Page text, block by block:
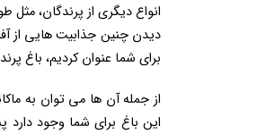
انواع دیگری از پرندگان،
دیدن چنین جذابیت هایی از
برای شما عنوان کردیم، باغ
از جمله آن ها می توان به
این باغ برای شما وجود دارد